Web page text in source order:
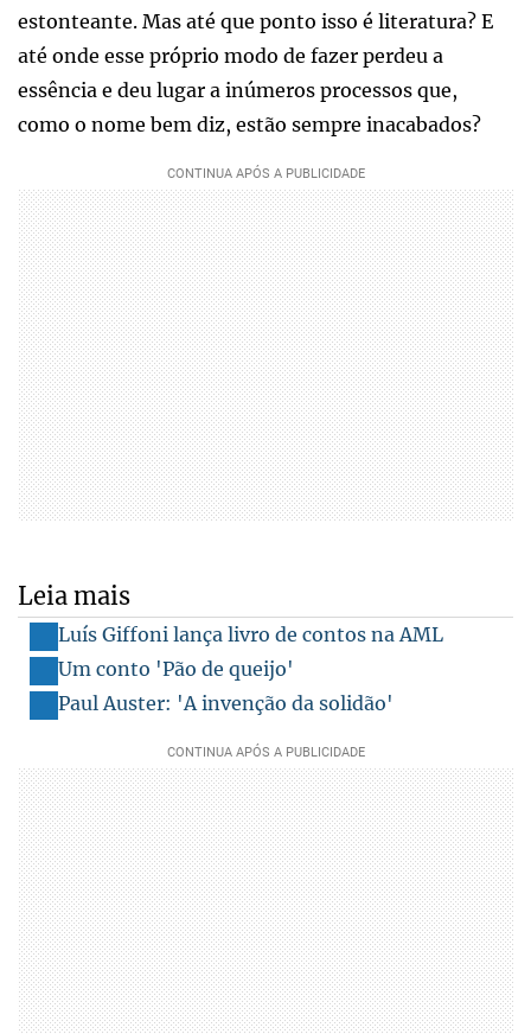
estonteante. Mas até que ponto isso é literatura? E
até onde esse próprio modo de fazer perdeu a
essência e deu lugar a inúmeros processos que,
como o nome bem diz, estão sempre inacabados?
Leia mais
Luís Giffoni lança livro de contos na AML
Um conto 'Pão de queijo'
Paul Auster: 'A invenção da solidão'